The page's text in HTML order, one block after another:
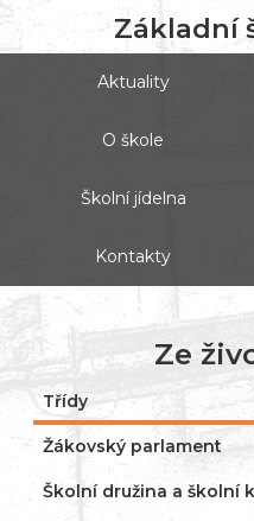
Základní
Aktuality
O škole
Školní jídelna
Kontakty
Ze
Třídy
Žákovský parlament
Školní družina a školní